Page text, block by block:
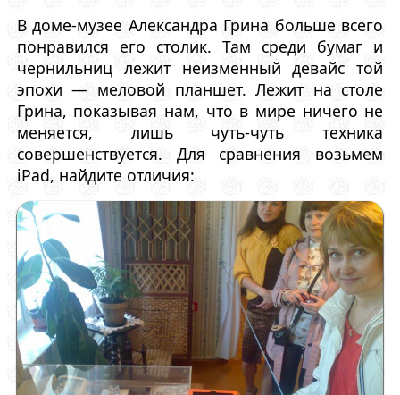
В доме-музее Александра Грина больше всего
понравился его столик. Там среди бумаг и
чернильниц лежит неизменный девайс той
эпохи — меловой планшет. Лежит на столе
Грина, показывая нам, что в мире ничего не
меняется, лишь чуть-чуть техника
совершенствуется. Для сравнения возьмем
iPad, найдите отличия: